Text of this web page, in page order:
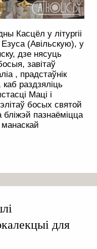
Касцёл у літургіі
(Авільскую), у
дзе нясуць
завітаў
, прадстаўнік
раздзяліць
Маці і
босых святой
пазнаёміцца
для